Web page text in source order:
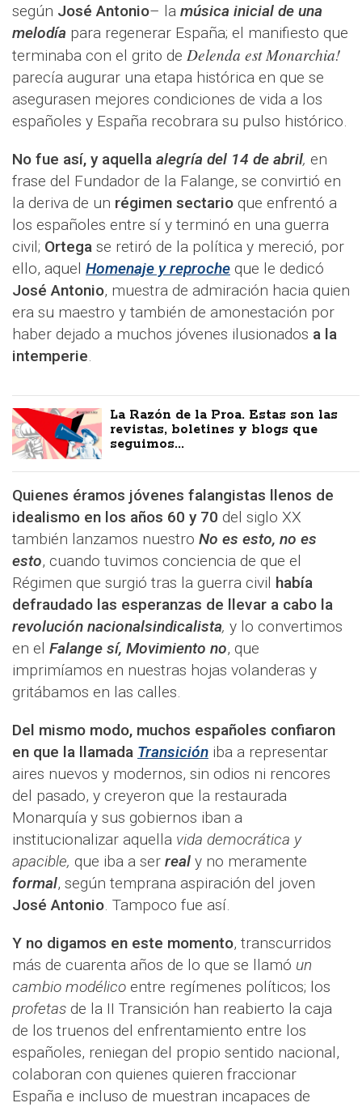
según José Antonio– la música inicial de una
melodía para regenerar España; el manifiesto que
terminaba con el grito de Delenda est Monarchia!
parecía augurar una etapa histórica en que se
asegurasen mejores condiciones de vida a los
españoles y España recobrara su pulso histórico.
No fue así, y aquella alegría del 14 de abril, en
frase del Fundador de la Falange, se convirtió en
la deriva de un régimen sectario que enfrentó a
los españoles entre sí y terminó en una guerra
civil; Ortega se retiró de la política y mereció, por
ello, aquel Homenaje y reproche que le dedicó
José Antonio, muestra de admiración hacia quien
era su maestro y también de amonestación por
haber dejado a muchos jóvenes ilusionados a la
intemperie.
La Razón de la Proa. Estas son las
revistas, boletines y blogs que
seguimos...
Quienes éramos jóvenes falangistas llenos de
idealismo en los años 60 y 70 del siglo XX
también lanzamos nuestro No es esto, no es
esto, cuando tuvimos conciencia de que el
Régimen que surgió tras la guerra civil había
defraudado las esperanzas de llevar a cabo la
revolución nacionalsindicalista, y lo convertimos
en el Falange sí, Movimiento no, que
imprimíamos en nuestras hojas volanderas y
gritábamos en las calles.
Del mismo modo, muchos españoles confiaron
en que la llamada Transición iba a representar
aires nuevos y modernos, sin odios ni rencores
del pasado, y creyeron que la restaurada
Monarquía y sus gobiernos iban a
institucionalizar aquella vida democrática y
apacible, que iba a ser real y no meramente
formal, según temprana aspiración del joven
José Antonio. Tampoco fue así.
Y no digamos en este momento, transcurridos
más de cuarenta años de lo que se llamó un
cambio modélico entre regímenes políticos; los
profetas de la II Transición han reabierto la caja
de los truenos del enfrentamiento entre los
españoles, reniegan del propio sentido nacional,
colaboran con quienes quieren fraccionar
España e incluso de muestran incapaces de